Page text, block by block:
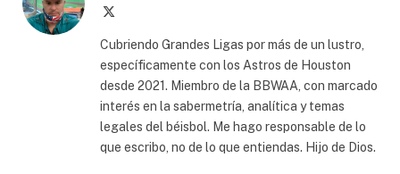
Cubriendo Grandes Ligas por más de un lustro,
específicamente con los Astros de Houston
desde 2021. Miembro de la BBWAA, con marcado
interés en la sabermetría, analítica y temas
legales del béisbol. Me hago responsable de lo
que escribo, no de lo que entiendas. Hijo de Dios.